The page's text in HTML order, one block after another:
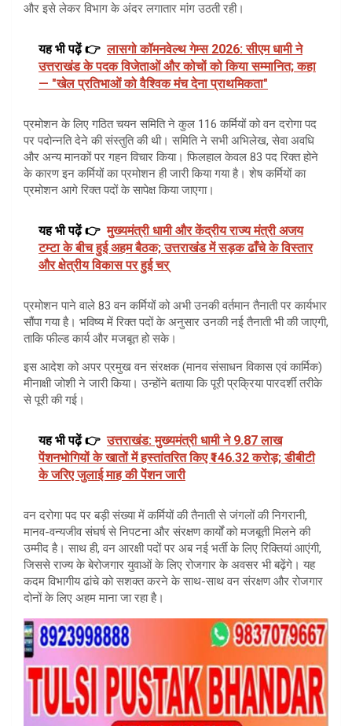
और इसे लेकर विभाग के अंदर लगातार मांग उठती रही।
यह भी पढ़ें 👉 लासगो कॉमनवेल्थ गेम्स 2026: सीएम धामी ने
उत्तराखंड के पदक विजेताओं और कोचों को किया सम्मानित; कहा
— "खेल प्रतिभाओं को वैश्विक मंच देना प्राथमिकता"
प्रमोशन के लिए गठित चयन समिति ने कुल 116 कर्मियों को वन दरोगा पद
पर पदोन्नति देने की संस्तुति की थी। समिति ने सभी अभिलेख, सेवा अवधि
और अन्य मानकों पर गहन विचार किया। फिलहाल केवल 83 पद रिक्त होने
के कारण इन कर्मियों का प्रमोशन ही जारी किया गया है। शेष कर्मियों का
प्रमोशन आगे रिक्त पदों के सापेक्ष किया जाएगा।
यह भी पढ़ें 👉 मुख्यमंत्री धामी और केंद्रीय राज्य मंत्री अजय
टम्टा के बीच हुई अहम बैठक; उत्तराखंड में सड़क ढाँचे के विस्तार
और क्षेत्रीय विकास पर हुई चर्
प्रमोशन पाने वाले 83 वन कर्मियों को अभी उनकी वर्तमान तैनाती पर कार्यभार
सौंपा गया है। भविष्य में रिक्त पदों के अनुसार उनकी नई तैनाती भी की जाएगी,
ताकि फील्ड कार्य और मजबूत हो सके।
इस आदेश को अपर प्रमुख वन संरक्षक (मानव संसाधन विकास एवं कार्मिक)
मीनाक्षी जोशी ने जारी किया। उन्होंने बताया कि पूरी प्रक्रिया पारदर्शी तरीके
से पूरी की गई।
यह भी पढ़ें 👉 उत्तराखंड: मुख्यमंत्री धामी ने 9.87 लाख
पेंशनभोगियों के खातों में हस्तांतरित किए ₹146.32 करोड़; डीबीटी
के जरिए जुलाई माह की पेंशन जारी
वन दरोगा पद पर बड़ी संख्या में कर्मियों की तैनाती से जंगलों की निगरानी,
मानव-वन्यजीव संघर्ष से निपटना और संरक्षण कार्यों को मजबूती मिलने की
उम्मीद है। साथ ही, वन आरक्षी पदों पर अब नई भर्ती के लिए रिक्तियां आएंगी,
जिससे राज्य के बेरोजगार युवाओं के लिए रोजगार के अवसर भी बढ़ेंगे। यह
कदम विभागीय ढांचे को सशक्त करने के साथ-साथ वन संरक्षण और रोजगार
दोनों के लिए अहम माना जा रहा है।